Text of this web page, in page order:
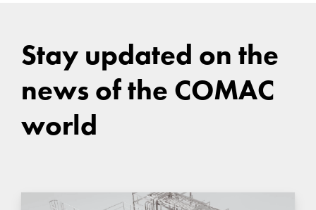
Stay updated on the
news of the COMAC
world